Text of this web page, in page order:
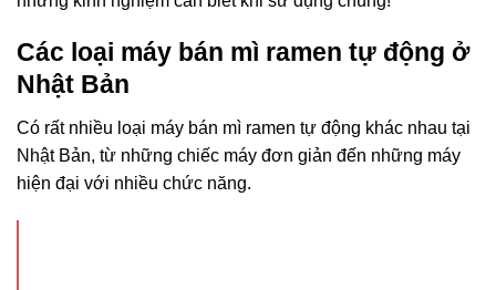
Các loại máy bán mì ramen tự động ở
Nhật Bản
Có rất nhiều loại máy bán mì ramen tự động khác nhau tại
Nhật Bản, từ những chiếc máy đơn giản đến những máy
hiện đại với nhiều chức năng.